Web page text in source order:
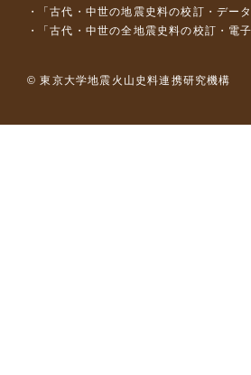
「古代・中世の地震史料の校訂・デ
「古代・中世の全地震史料の校訂・
© 東京大学地震火山史料連携研究機構